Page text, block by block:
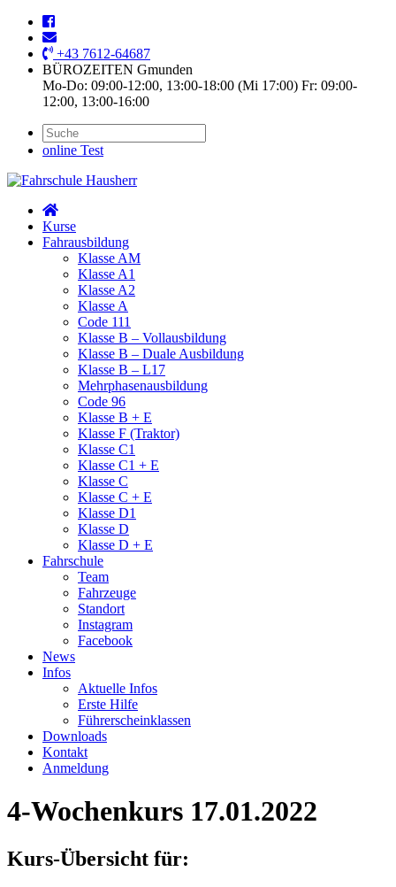
+43 7612-64687
BÜROZEITEN Gmunden
Mo-Do: 09:00-12:00, 13:00-18:00 (Mi 17:00) Fr: 09:00-
12:00, 13:00-16:00
online Test
Kurse
Fahrausbildung
Klasse AM
Klasse A1
Klasse A2
Klasse A
Code 111
Klasse B – Vollausbildung
Klasse B – Duale Ausbildung
Klasse B – L17
Mehrphasenausbildung
Code 96
Klasse B + E
Klasse F (Traktor)
Klasse C1
Klasse C1 + E
Klasse C
Klasse C + E
Klasse D1
Klasse D
Klasse D + E
Fahrschule
Team
Fahrzeuge
Standort
Instagram
Facebook
News
Infos
Aktuelle Infos
Erste Hilfe
Führerscheinklassen
Downloads
Kontakt
Anmeldung
4-Wochenkurs 17.01.2022
Kurs-Übersicht für: